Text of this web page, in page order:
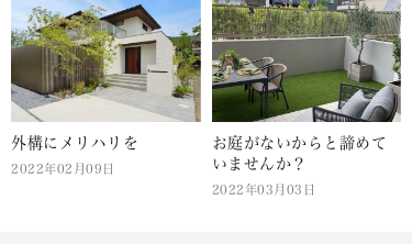
外構にメリハリを
2022年02月09日
お庭がないからと諦めて
いませんか？
2022年03月03日